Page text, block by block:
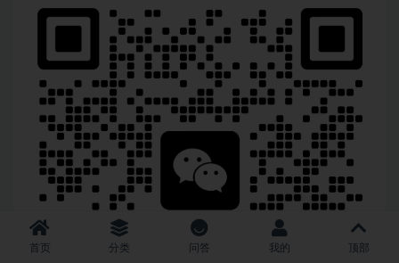
首页 分类 问答 我的 顶部